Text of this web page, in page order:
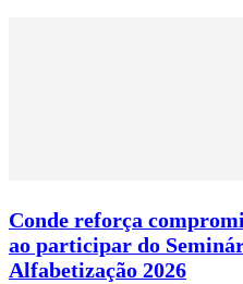
Conde reforça
ao participar do
Alfabetização 2026